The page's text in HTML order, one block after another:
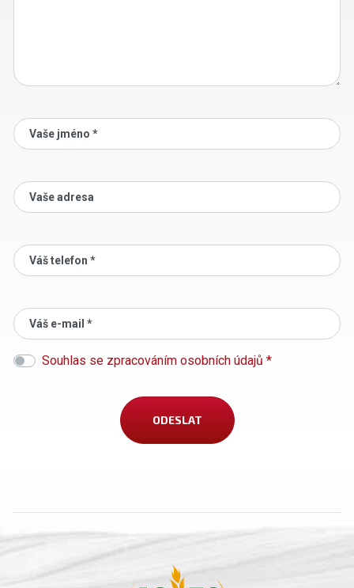
Vaše jméno *
Vaše adresa
Váš telefon *
Váš e-mail *
Souhlas se zpracováním osobních údajů *